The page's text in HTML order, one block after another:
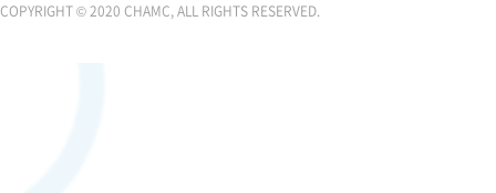
COPYRIGHT © 2020 CHAMC, ALL RIGHTS RESERVED.